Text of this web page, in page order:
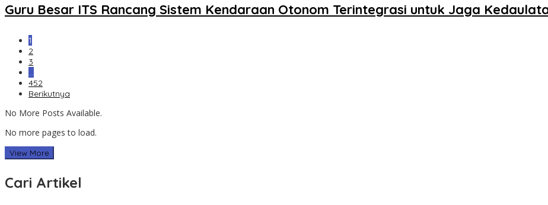
Guru Besar ITS Rancang Sistem Kendaraan Otonom Terintegrasi untuk Jaga
1
2
3
…
452
Berikutnya
No More Posts Available.
No more pages to load.
View More
Cari Artikel